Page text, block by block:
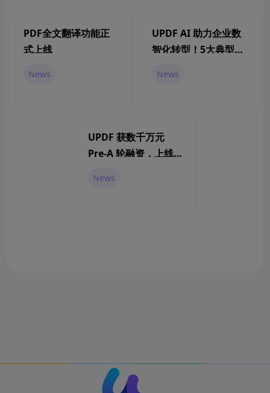
PDF全文翻译功能正
式上线
News
UPDF AI 助力企业数
智化转型！5大典型应
News
UPDF 获数千万元
Pre-A 轮融资，上线
News